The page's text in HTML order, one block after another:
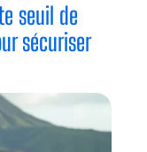
seuil de
sécuriser